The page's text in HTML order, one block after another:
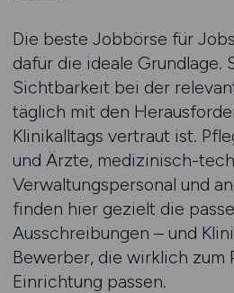
Die beste Jobbörse für
dafür die ideale Grundlage.
Sichtbarkeit bei der
täglich mit den
Klinikalltags vertraut ist.
und Ärzte, medizinisch-
Verwaltungspersonal und
finden hier gezielt die
Ausschreibungen – und
Bewerber, die wirklich zum
Einrichtung passen.